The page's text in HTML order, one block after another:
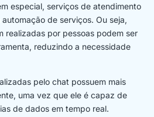
especial, serviços de atendimento
de serviços. Ou seja,
realizadas por pessoas podem ser
reduzindo a necessidade
pelo chat possuem mais
uma vez que ele é capaz de
de dados em tempo real.